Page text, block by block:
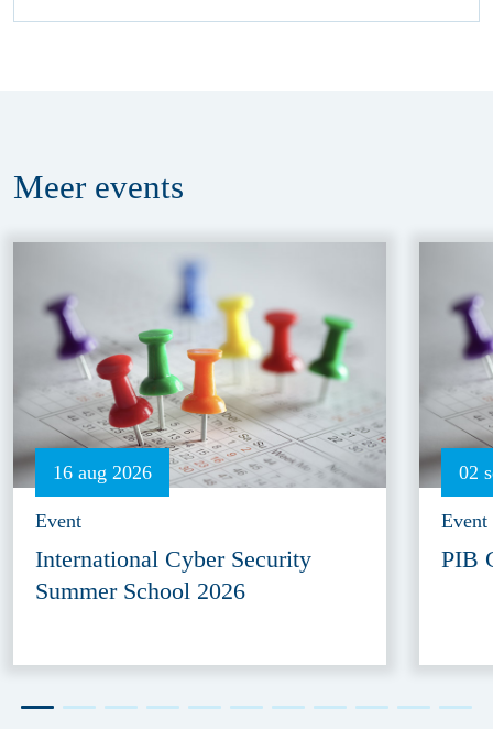
Meer events
16 aug 2026
Event
International Cyber Security
Summer School 2026
02
Event
PIB